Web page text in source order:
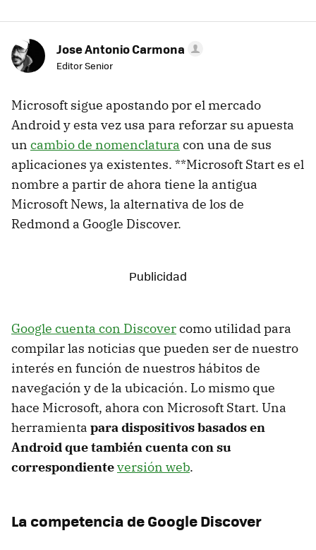
Jose Antonio Carmona
Editor Senior
Microsoft sigue apostando por el mercado
Android y esta vez usa para reforzar su apuesta
un cambio de nomenclatura con una de sus
aplicaciones ya existentes. **Microsoft Start es el
nombre a partir de ahora tiene la antigua
Microsoft News, la alternativa de los de
Redmond a Google Discover.
Google cuenta con Discovercomo utilidad para
compilar las noticias que pueden ser de nuestro
interés en función de nuestros hábitos de
navegación y de la ubicación. Lo mismo que
hace Microsoft, ahora con Microsoft Start. Una
herramienta para dispositivos basados en
Android que también cuenta con su
correspondienteversión web.
La competencia de Google Discover